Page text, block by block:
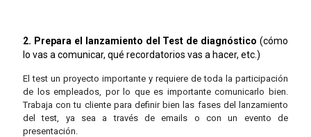
2. Prepara el lanzamiento del Test de diagnóstico (cómo
lo vas a comunicar, qué recordatorios vas a hacer, etc.)
El test un proyecto importante y requiere de toda la participación
de los empleados, por lo que es importante comunicarlo bien.
Trabaja con tu cliente para definir bien las fases del lanzamiento
del test, ya sea a través de emails o con un evento de
presentación.